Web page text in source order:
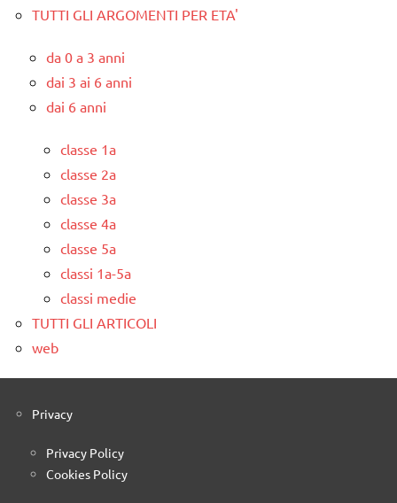
TUTTI GLI ARGOMENTI PER ETA'
da 0 a 3 anni
dai 3 ai 6 anni
dai 6 anni
classe 1a
classe 2a
classe 3a
classe 4a
classe 5a
classi 1a-5a
classi medie
TUTTI GLI ARTICOLI
web
Privacy
Privacy Policy
Cookies Policy